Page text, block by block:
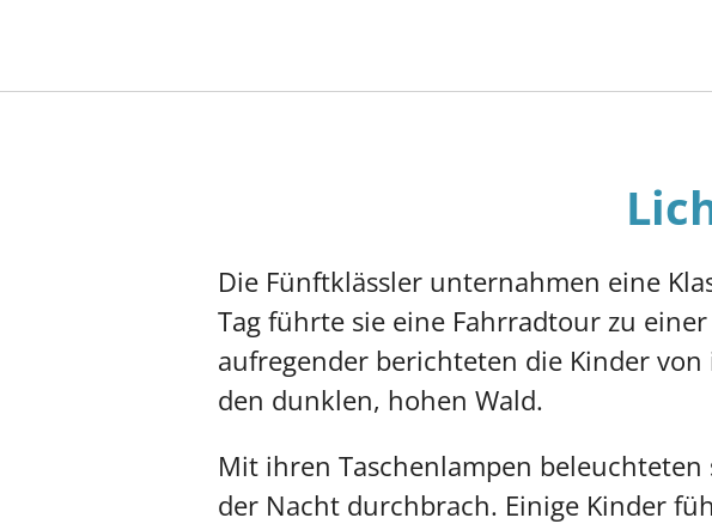
Die Fünftklässler unternahmen eine
Tag führte sie eine Fahrradtour zu
aufregender berichteten die Kinder
den dunklen, hohen Wald.
Mit ihren Taschenlampen
der Nacht durchbrach. Einige Kinder